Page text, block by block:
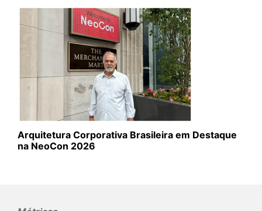
Arquitetura Corporativa Brasileira em Destaque
na NeoCon 2026